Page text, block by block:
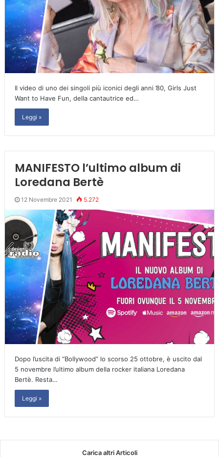
Il video di uno dei singoli più iconici degli anni ’80, Girls Just
Want to Have Fun, della cantautrice ed…
Leggi »
MANIFESTO l’ultimo album di
Loredana Bertè
12 Novembre 2021 5.272
Dopo l’uscita di “Bollywood” lo scorso 25 ottobre, è uscito dal
5 novembre l’ultimo album della rocker italiana Loredana
Bertè. Resta…
Leggi »
Carica altri Articoli